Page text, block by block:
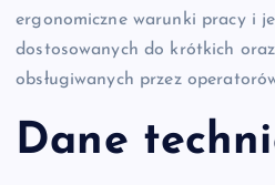
ergonomiczne warunki pracy i
dostosowanych do krótkich oraz
obsługiwanych przez
Dane